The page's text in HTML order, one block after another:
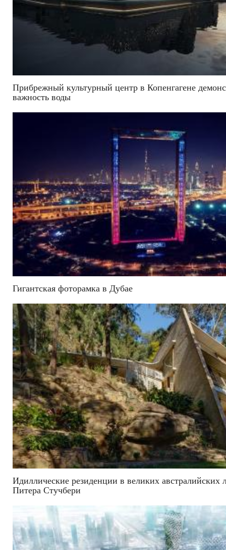
Прибрежный культурный центр в Копенгагене
важность воды
Гигантская фоторамка в Дубае
Идиллические резиденции в великих австралийских
Питера Стучбери